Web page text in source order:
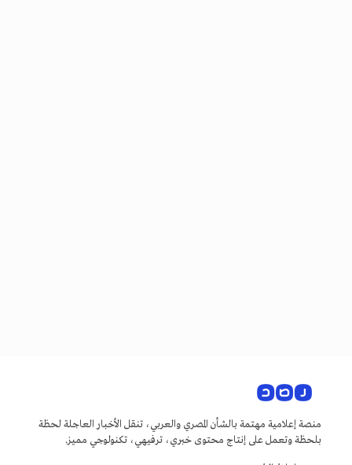
منصة إعلامية مهتمة بالشأن المصري والعربي، تنقل الأخبار العاجلة لحظة
بلحظة وتعمل على إنتاج محتوى خبري، ترفيهي، تكنولوجي مميز.